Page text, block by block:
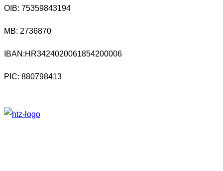
OIB: 75359843194
MB: 2736870
IBAN:HR3424020061854200006
PIC: 880798413